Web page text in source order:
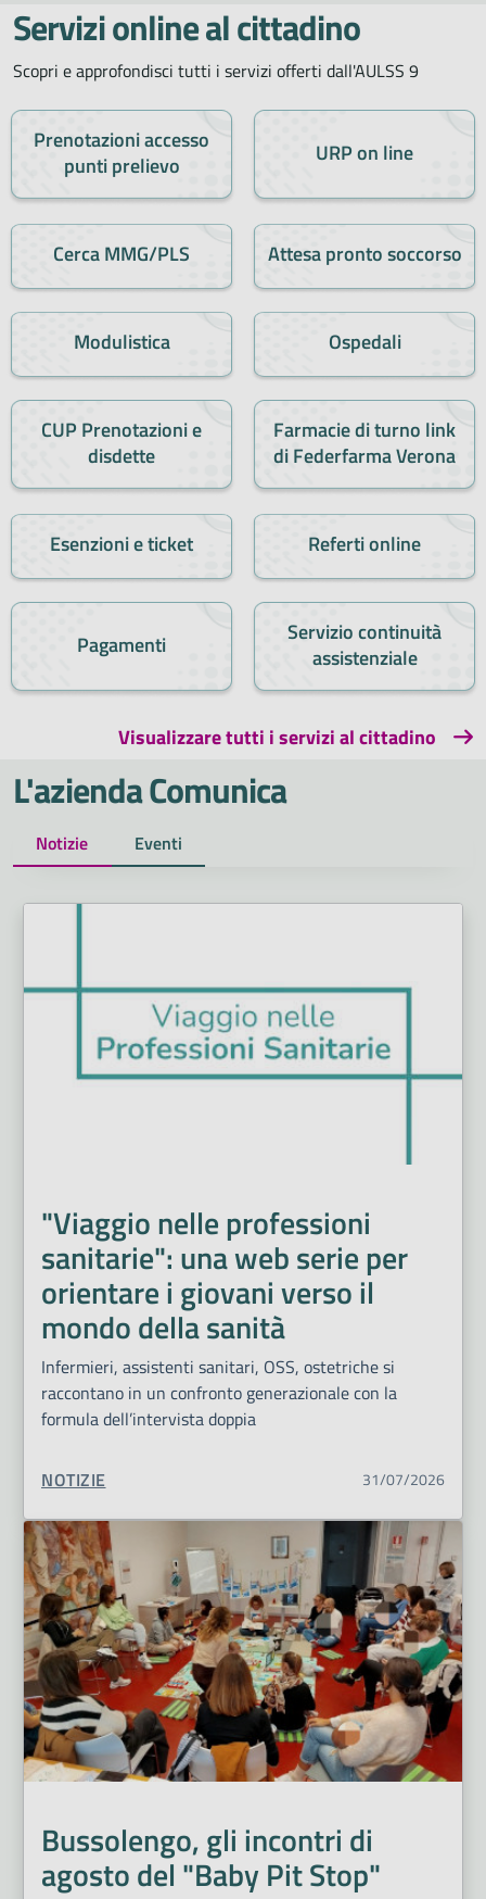
Servizi online al cittadino
Scopri e approfondisci tutti i servizi offerti dall'AULSS 9
Prenotazioni accesso
punti prelievo
URP on line
Cerca MMG/PLS Attesa pronto soccorso
Modulistica Ospedali
CUP Prenotazioni e
disdette
Farmacie di turno link
di Federfarma Verona
Esenzioni e ticket Referti online
Pagamenti
Servizio continuità
assistenziale
Visualizzare tutti i servizi al cittadino
L'azienda Comunica
Notizie Eventi
"Viaggio nelle professioni
sanitarie": una web serie per
orientare i giovani verso il
mondo della sanità
Infermieri, assistenti sanitari, OSS, ostetriche si
raccontano in un confronto generazionale con la
formula dell’intervista doppia
TIPO CONTENUTO:
NOTIZIE 31/07/2026
Bussolengo, gli incontri di
agosto del "Baby Pit Stop"